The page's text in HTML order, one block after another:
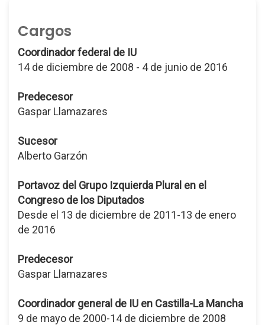
Cargos
Coordinador federal de IU
14 de diciembre de 2008 - 4 de junio de 2016
Predecesor
Gaspar Llamazares
Sucesor
Alberto Garzón
Portavoz del Grupo Izquierda Plural en el
Congreso de los Diputados
Desde el 13 de diciembre de 2011-13 de enero
de 2016
Predecesor
Gaspar Llamazares
Coordinador general de IU en Castilla-La Mancha
9 de mayo de 2000-14 de diciembre de 2008